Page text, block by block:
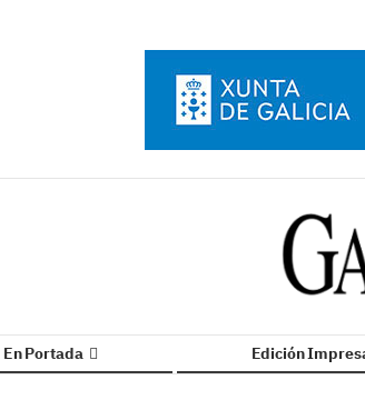
En Portada Edición